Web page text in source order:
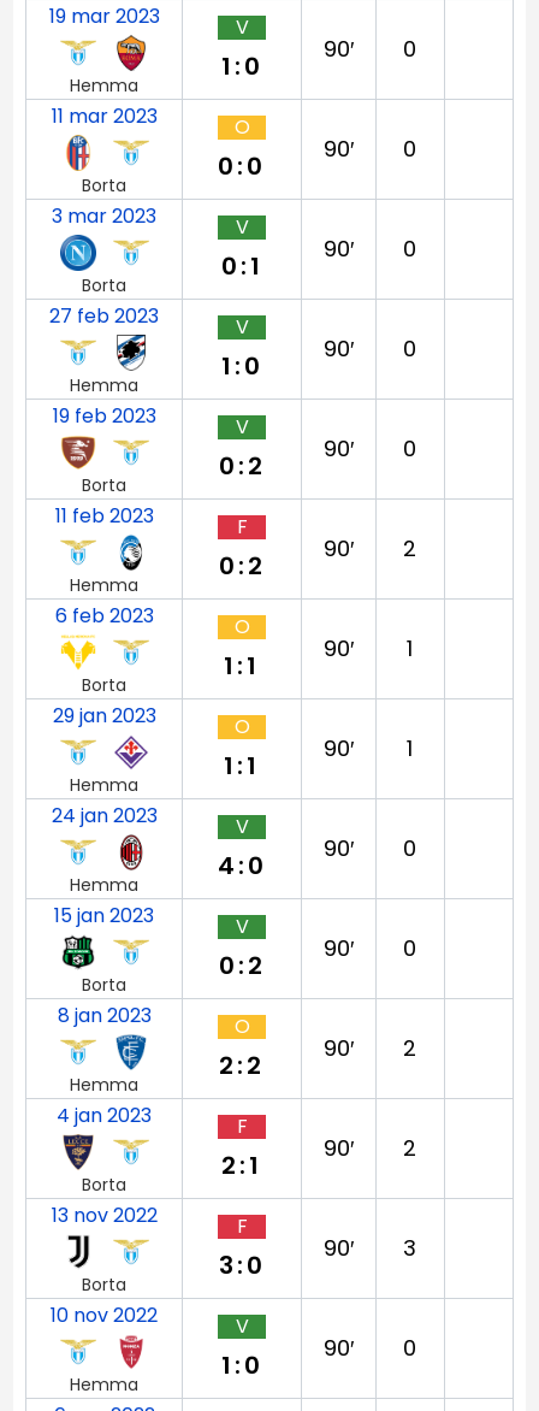
19 mar 2023
Hemma
V
1:0
90′ 0
11 mar 2023
Borta
O
0:0
90′ 0
3 mar 2023
Borta
V
0:1
90′ 0
27 feb 2023
Hemma
V
1:0
90′ 0
19 feb 2023
Borta
V
0:2
90′ 0
11 feb 2023
Hemma
F
0:2
90′ 2
6 feb 2023
Borta
O
1:1
90′ 1
29 jan 2023
Hemma
O
1:1
90′ 1
24 jan 2023
Hemma
V
4:0
90′ 0
15 jan 2023
Borta
V
0:2
90′ 0
8 jan 2023
Hemma
O
2:2
90′ 2
4 jan 2023
Borta
F
2:1
90′ 2
13 nov 2022
Borta
F
3:0
90′ 3
10 nov 2022
Hemma
V
1:0
90′ 0